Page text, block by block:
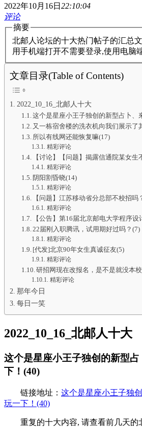
2022年10月16日 22:10:04
评论
摘要
北邮人论坛的十大热门帖子的汇总
用手机端打开不需要登录,使用电脑
文章目录(Table of Contents)
2022_10_16_北邮人十大
这个是星座小王子独创的新型占卜、
又一栋宿舍楼的洗衣机向我们展示了
所以有线网还能恢复嘛(17)
精彩评论
【讨论】【问题】揭露信通院某女生
精彩评论
阴阳割昏晓(14)
精彩评论
【问题】江苏移动省分总部不校招吗
精彩评论
【公告】第16届北京邮电大学程序
22届刚入职腾讯，试用期好过吗？(7)
精彩评论
[代发]北京90年女生真诚征友(5)
精彩评论
研招网现在改报名，是不是就没本
精彩评论
那年今日
每日一笑
2022_10_16_北邮人十大
这个是星座小王子独创的新型
下！(40)
链接地址： 这个是星座小王子独
玩一下！(40)
重复的十大内容, 请查看前几天的